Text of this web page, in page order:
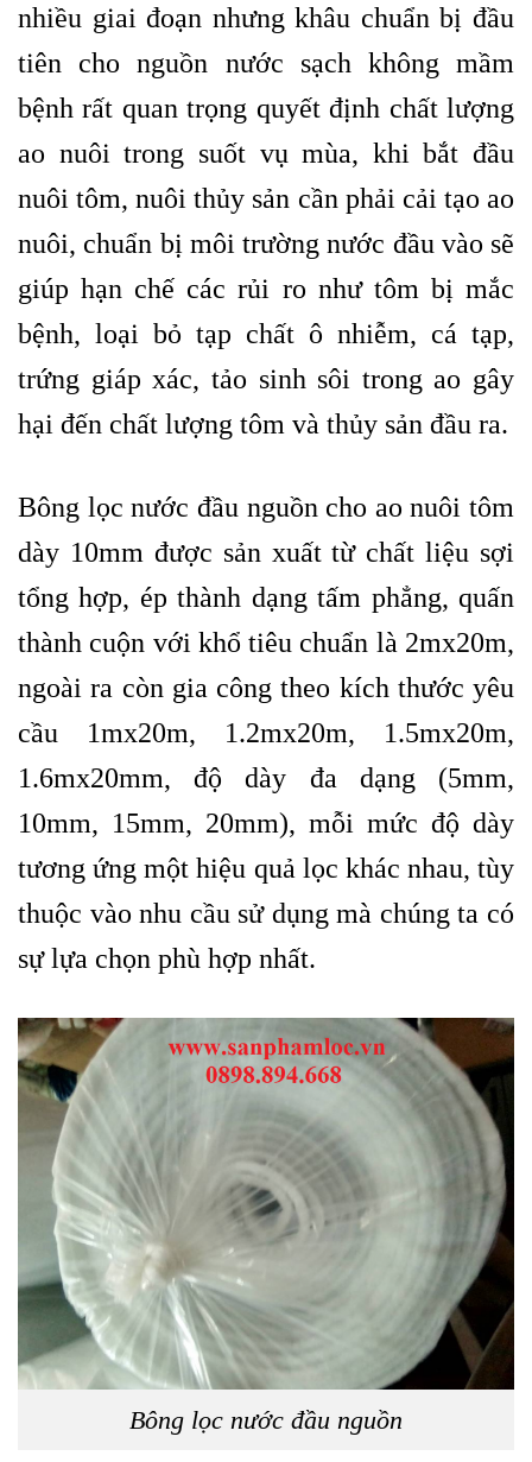
nhiều giai đoạn nhưng khâu chuẩn bị đầu
tiên cho nguồn nước sạch không mầm
bệnh rất quan trọng quyết định chất lượng
ao nuôi trong suốt vụ mùa, khi bắt đầu
nuôi tôm, nuôi thủy sản cần phải cải tạo ao
nuôi, chuẩn bị môi trường nước đầu vào sẽ
giúp hạn chế các rủi ro như tôm bị mắc
bệnh, loại bỏ tạp chất ô nhiễm, cá tạp,
trứng giáp xác, tảo sinh sôi trong ao gây
hại đến chất lượng tôm và thủy sản đầu ra.
Bông lọc nước đầu nguồn cho ao nuôi tôm
dày 10mm được sản xuất từ chất liệu sợi
tổng hợp, ép thành dạng tấm phẳng, quấn
thành cuộn với khổ tiêu chuẩn là 2mx20m,
ngoài ra còn gia công theo kích thước yêu
cầu 1mx20m, 1.2mx20m, 1.5mx20m,
1.6mx20mm, độ dày đa dạng (5mm,
10mm, 15mm, 20mm), mỗi mức độ dày
tương ứng một hiệu quả lọc khác nhau, tùy
thuộc vào nhu cầu sử dụng mà chúng ta có
sự lựa chọn phù hợp nhất.
Bông lọc nước đầu nguồn